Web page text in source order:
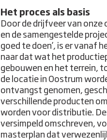
Het proces als basis
Door de drijfveer van
en de samengestelde
goed te doen’, is er vanaf
naar dat wat het
gebouwen en het terrein,
de locatie in Oostrum
ontvangst genomen,
verschillende producten
worden voor distributie.
versimpeld omschreven,
masterplan dat